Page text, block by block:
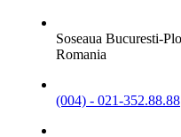
Soseaua Bucuresti-
Romania
(004) - 021-352.88.88